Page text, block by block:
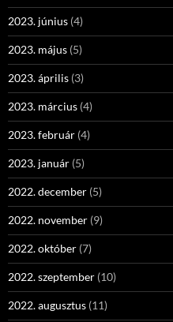
2023. június (4)
2023. május (5)
2023. április (3)
2023. március (4)
2023. február (4)
2023. január (5)
2022. december (5)
2022. november (9)
2022. október (7)
2022. szeptember (10)
2022. augusztus (11)